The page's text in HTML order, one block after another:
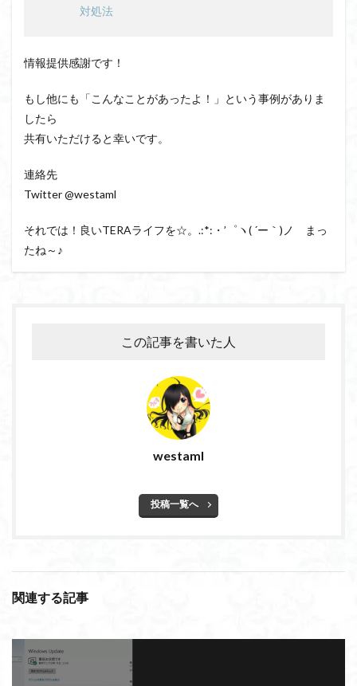
対処法
情報提供感謝です！
もし他にも「こんなことがあったよ！」という事例がありま
したら
共有いただけると幸いです。
連絡先
Twitter @westaml
それでは！良いTERAライフを☆。.:*:・’゜ヽ( ´ー｀)ノ まっ
たね～♪
この記事を書いた人
westaml
投稿一覧へ
関連する記事